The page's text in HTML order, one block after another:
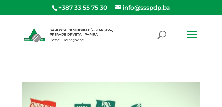
+387 33 55 75 30 info@ssspdp.ba